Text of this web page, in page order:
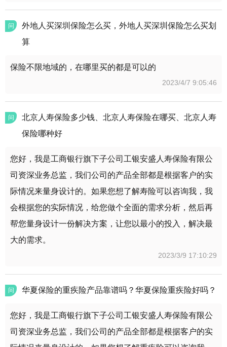
问
外地人买深圳保险怎么买，外地人买深圳保险怎么买划
算
保险不限地域的，在哪里买的都是可以的
2023/4/7 9:05:46
问
北京人寿保险多少钱、北京人寿保险在哪买、北京人寿
保险哪种好
您好，我是工商银行旗下子公司工银安盛人寿保险有限公
司资深业务总监，我们公司的产品全部都是根据客户的实
际情况来量身设计的。如果您想了解寿险可以咨询我，我
会根据您的实际情况，给您做个全面的需求分析，然后再
帮您量身设计一份解决方案，让您以最小的投入，解决最
大的需求。
2023/3/9 17:10:29
问 华夏保险的重疾险产品靠谱吗？华夏保险重疾险好吗？
您好，我是工商银行旗下子公司工银安盛人寿保险有限公
司资深业务总监，我们公司的产品全部都是根据客户的实